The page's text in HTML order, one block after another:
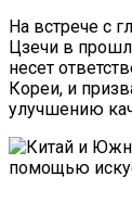
На встрече с
Цзечи в
несет
Кореи, и
улучшению